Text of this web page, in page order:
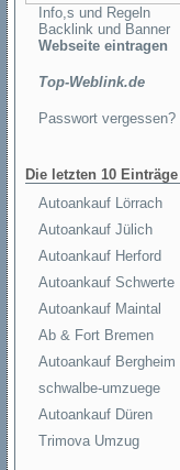
Info,s und Regeln
Backlink und Banner
Webseite eintragen
Top-Weblink.de
Passwort vergessen?
Die letzten 10 Einträge
Autoankauf Lörrach
Autoankauf Jülich
Autoankauf Herford
Autoankauf Schwerte
Autoankauf Maintal
Ab & Fort Bremen
Autoankauf Bergheim
schwalbe-umzuege
Autoankauf Düren
Trimova Umzug